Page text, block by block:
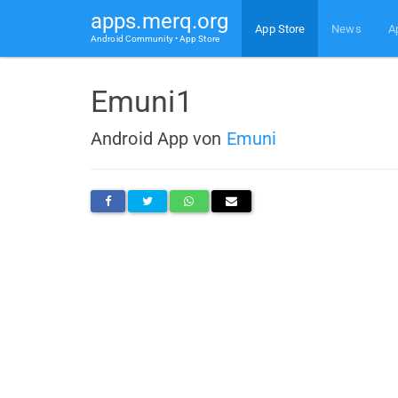
apps.merq.org
Android Community • App Store
App Store News
Emuni1
Android App von Emuni